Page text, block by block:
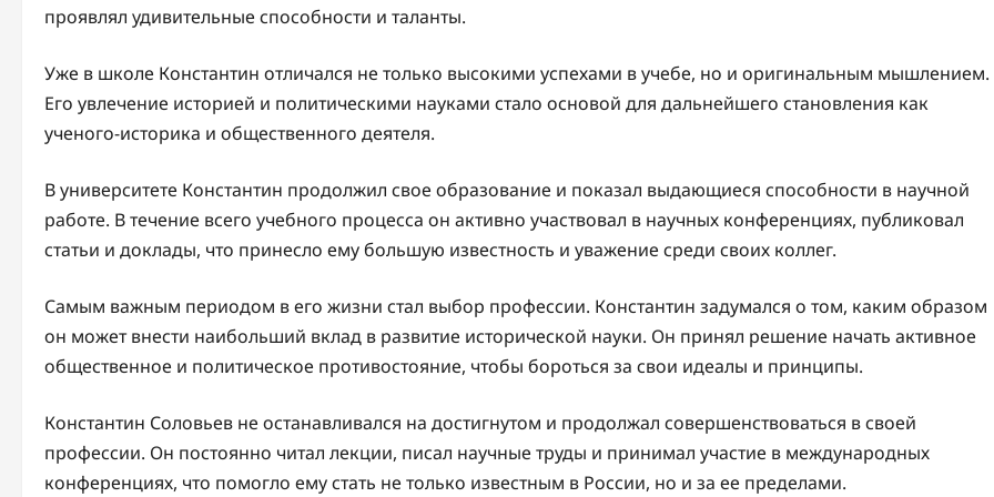
проявлял удивительные способности и таланты.
Уже в школе Константин отличался не только высокими успехами в учебе, но и оригинальным мышлением.
Его увлечение историей и политическими науками стало основой для дальнейшего становления как
ученого-историка и общественного деятеля.
В университете Константин продолжил свое образование и показал выдающиеся способности в научной
работе. В течение всего учебного процесса он активно участвовал в научных конференциях, публиковал
статьи и доклады, что принесло ему большую известность и уважение среди своих коллег.
Самым важным периодом в его жизни стал выбор профессии. Константин задумался о том, каким образом
он может внести наибольший вклад в развитие исторической науки. Он принял решение начать активное
общественное и политическое противостояние, чтобы бороться за свои идеалы и принципы.
Константин Соловьев не останавливался на достигнутом и продолжал совершенствоваться в своей
профессии. Он постоянно читал лекции, писал научные труды и принимал участие в международных
конференциях, что помогло ему стать не только известным в России, но и за ее пределами.